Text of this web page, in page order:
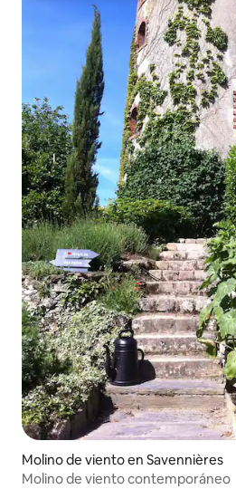
Molino de viento en Savennières
Molino de viento contemporáneo